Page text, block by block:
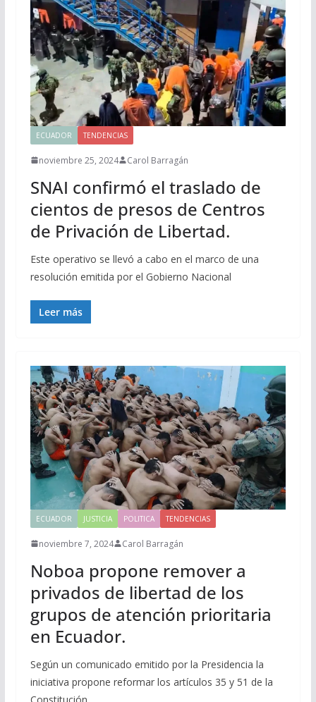
ECUADOR TENDENCIAS
noviembre 25, 2024 Carol Barragán
SNAI confirmó el traslado de
cientos de presos de Centros
de Privación de Libertad.
Este operativo se llevó a cabo en el marco de una
resolución emitida por el Gobierno Nacional
Leer más
ECUADOR JUSTICIA POLITICA TENDENCIAS
noviembre 7, 2024 Carol Barragán
Noboa propone remover a
privados de libertad de los
grupos de atención prioritaria
en Ecuador.
Según un comunicado emitido por la Presidencia la
iniciativa propone reformar los artículos 35 y 51 de la
Constitución.